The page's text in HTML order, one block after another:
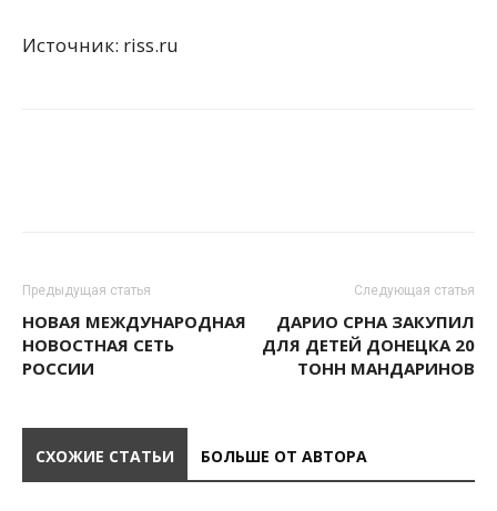
Источник: riss.ru
Предыдущая статья
НОВАЯ МЕЖДУНАРОДНАЯ
НОВОСТНАЯ СЕТЬ
РОССИИ
Следующая статья
ДАРИО СРНА ЗАКУПИЛ
ДЛЯ ДЕТЕЙ ДОНЕЦКА 20
ТОНН МАНДАРИНОВ
СХОЖИЕ СТАТЬИ БОЛЬШЕ ОТ АВТОРА